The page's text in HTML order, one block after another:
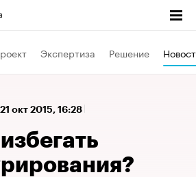
Экспертиза Решение
21 окт 2015, 16:28